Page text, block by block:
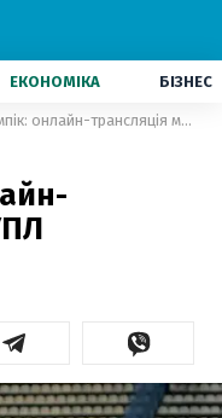
ЕКОНОМІКА БІЗНЕС
Зоря – Олімпік: онлайн-трансляція матчу УПЛ